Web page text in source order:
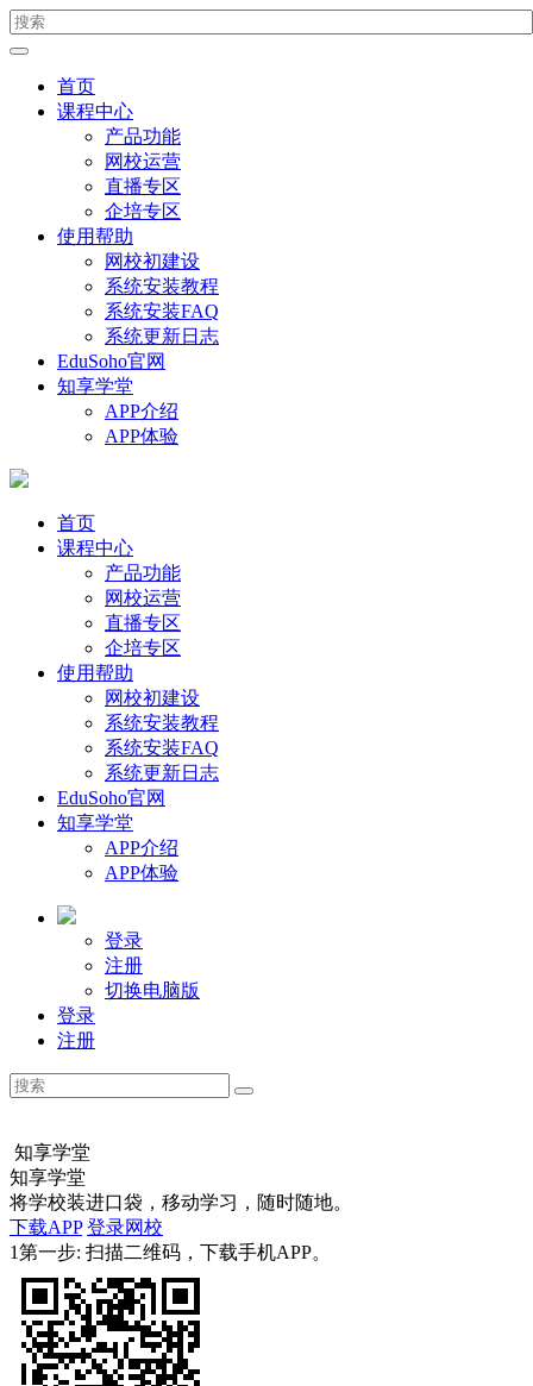
首页
课程中心
产品功能
网校运营
直播专区
企培专区
使用帮助
网校初建设
系统安装教程
系统安装FAQ
系统更新日志
EduSoho官网
知享学堂
APP介绍
APP体验
首页
课程中心
产品功能
网校运营
直播专区
企培专区
使用帮助
网校初建设
系统安装教程
系统安装FAQ
系统更新日志
EduSoho官网
知享学堂
APP介绍
APP体验
登录
注册
切换电脑版
登录
注册
知享学堂
知享学堂
将学校装进口袋，移动学习，随时随地。
下载APP 登录网校
1第一步: 扫描二维码，下载手机APP。